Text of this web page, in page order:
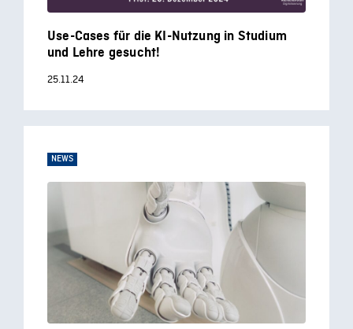
Use-Cases für die KI-Nutzung in Studium
und Lehre gesucht!
25.11.24
NEWS